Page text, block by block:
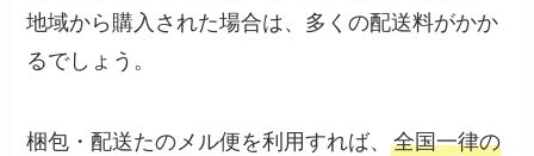
地域から購入された場合は、多くの配送料がかか
るでしょう。
梱包・配送たのメル便を利用すれば、全国一律の